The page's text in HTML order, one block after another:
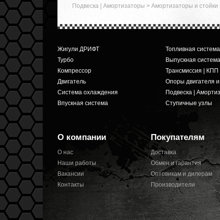
Подвеска | Амортизаторы > Амортизаторы и стойки
Жигули ДРИФТ
Турбо
Компрессор
Двигатель
Система охлаждения
Впускная система
Топливная система
Выпускная система
Трансмиссия | КПП
Опоры двигателя
Подвеска |
Ступичные узлы
О компании
О нас
Наши работы
Вакансии
Контакты
Покупателям
Доставка
Обмен и гарантия
Оптовикам и дилерам
Производители